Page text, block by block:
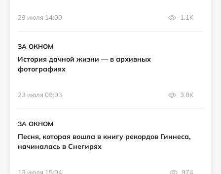
29 июля 14:00 1.1K
ЗА ОКНОМ
История дачной жизни — в архивных
фотографиях
23 июля 09:03 3.8K
ЗА ОКНОМ
Песня, которая вошла в книгу рекордов Гиннеса,
начиналась в Снегирях
13 июля 15:04 974